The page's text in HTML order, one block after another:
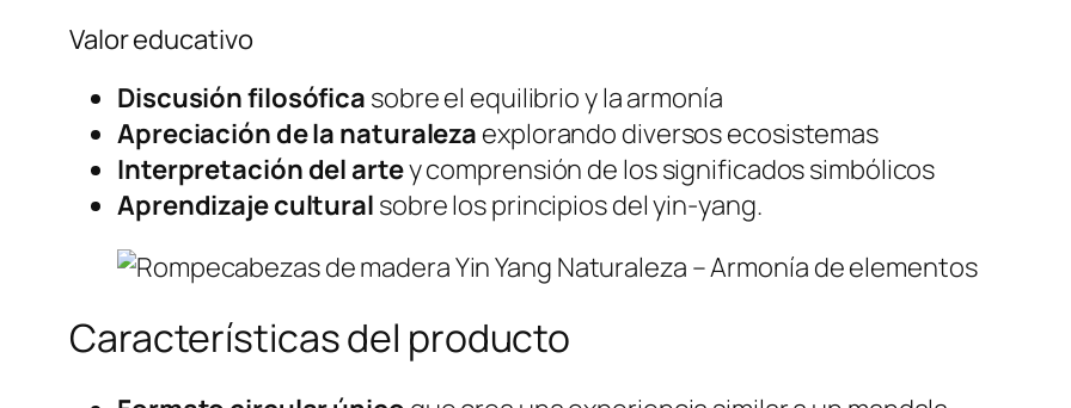
Valor educativo
Discusión filosófica sobre el equilibrio y la armonía
Apreciación de la naturaleza explorando diversos ecosistemas
Interpretación del artey comprensión de los significados simbólicos
Aprendizaje cultural sobre los principios del yin-yang.
Características del producto